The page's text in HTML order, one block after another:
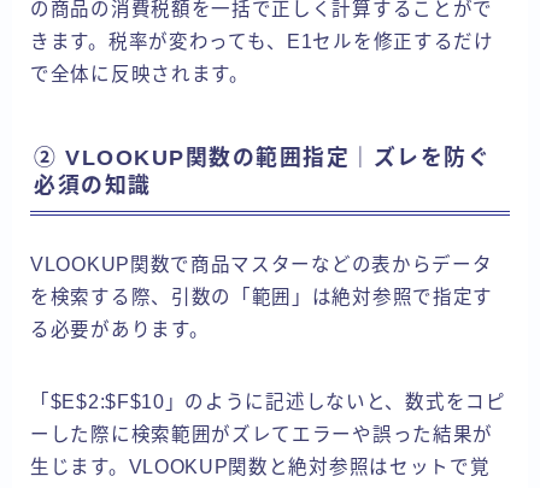
の商品の消費税額を一括で正しく計算することがで
きます。税率が変わっても、E1セルを修正するだけ
で全体に反映されます。
② VLOOKUP関数の範囲指定｜ズレを防ぐ
必須の知識
VLOOKUP関数で商品マスターなどの表からデータ
を検索する際、引数の「範囲」は絶対参照で指定す
る必要があります。
「$E$2:$F$10」のように記述しないと、数式をコピ
ーした際に検索範囲がズレてエラーや誤った結果が
生じます。VLOOKUP関数と絶対参照はセットで覚